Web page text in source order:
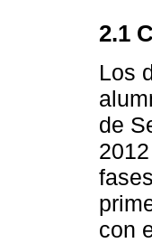
2.1
Los
de
con